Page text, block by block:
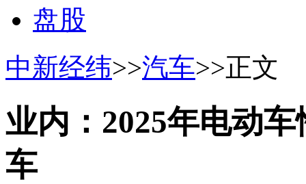
盘股
中新经纬>>汽车>>正文
业内：2025年电动
车